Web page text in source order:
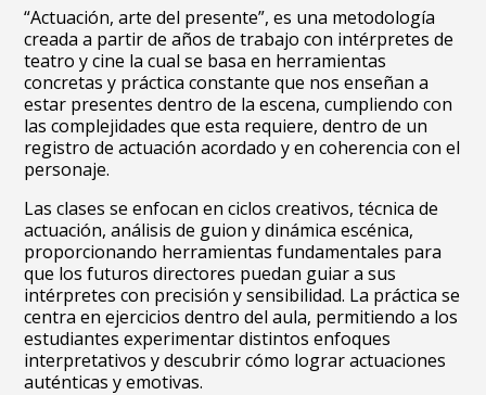
“Actuación, arte del presente”, es una metodología
creada a partir de años de trabajo con intérpretes de
teatro y cine la cual se basa en herramientas
concretas y práctica constante que nos enseñan a
estar presentes dentro de la escena, cumpliendo con
las complejidades que esta requiere, dentro de un
registro de actuación acordado y en coherencia con el
personaje.
Las clases se enfocan en ciclos creativos, técnica de
actuación, análisis de guion y dinámica escénica,
proporcionando herramientas fundamentales para
que los futuros directores puedan guiar a sus
intérpretes con precisión y sensibilidad. La práctica se
centra en ejercicios dentro del aula, permitiendo a los
estudiantes experimentar distintos enfoques
interpretativos y descubrir cómo lograr actuaciones
auténticas y emotivas.